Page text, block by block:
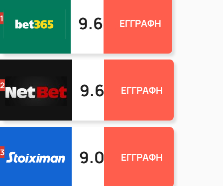
1 9.6 ΕΓΓΡΑΦΗ
2 9.6 ΕΓΓΡΑΦΗ
3 9.0 ΕΓΓΡΑΦΗ